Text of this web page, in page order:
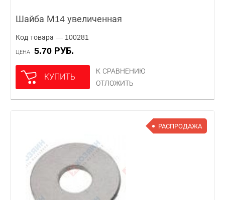
Шайба М14 увеличенная
Код товара — 100281
ЦЕНА 5.70 РУБ.
КУПИТЬ
К СРАВНЕНИЮ
ОТЛОЖИТЬ
РАСПРОДАЖА